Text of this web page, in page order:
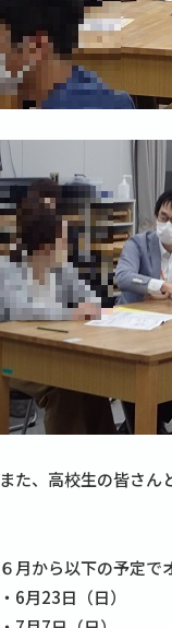
また、高校生の皆さん
６月から以下の予定で
・6月23日（日）